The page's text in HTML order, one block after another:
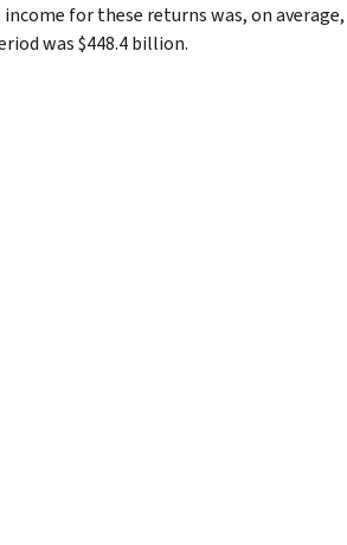
for these returns was, on
was $448.4 billion.